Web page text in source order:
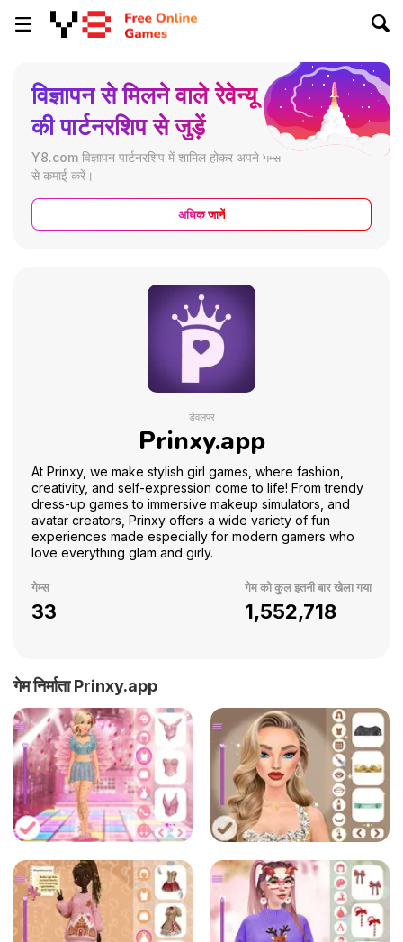
डेवलपर
Prinxy.app
At Prinxy, we make stylish girl games, where fashion,
creativity, and self-expression come to life! From trendy
dress-up games to immersive makeup simulators, and
avatar creators, Prinxy offers a wide variety of fun
experiences made especially for modern gamers who
love everything glam and girly.
गेम्स
33
गेम को कुल इतनी बार खेला गया
1,552,718
विज्ञापन से मिलने वाले रेवेन्यू
की पार्टनरशिप से जुड़ें
Y8.com विज्ञापन पार्टनरशिप में शामिल होकर अपने गेम्स
से कमाई करें।
अधिक जानें
गेम निर्माता Prinxy.app